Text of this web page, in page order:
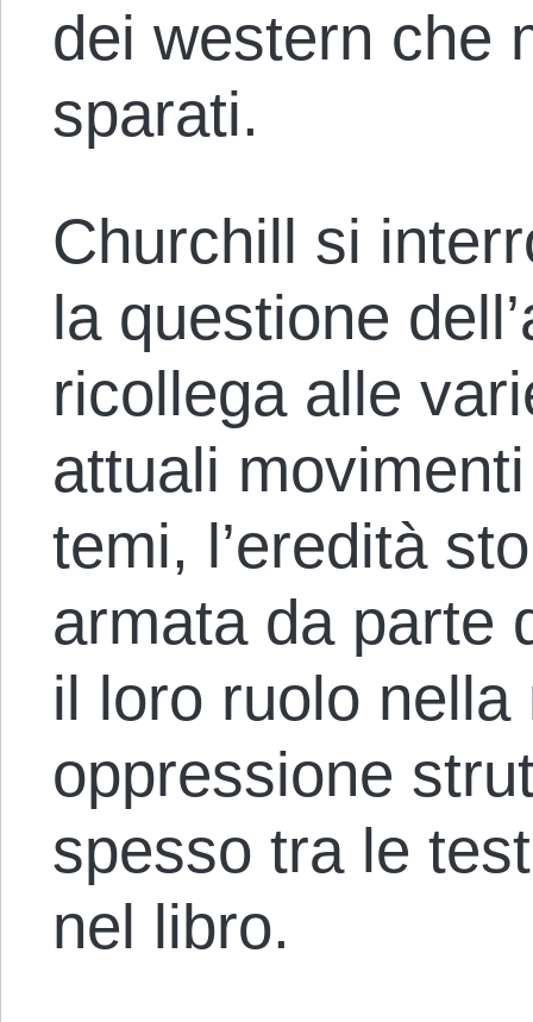
dei western che
sparati.
Churchill si
la questione
ricollega alle
attuali
temi, l’eredità
armata da parte
il loro ruolo nella
oppressione
spesso tra le
nel libro.